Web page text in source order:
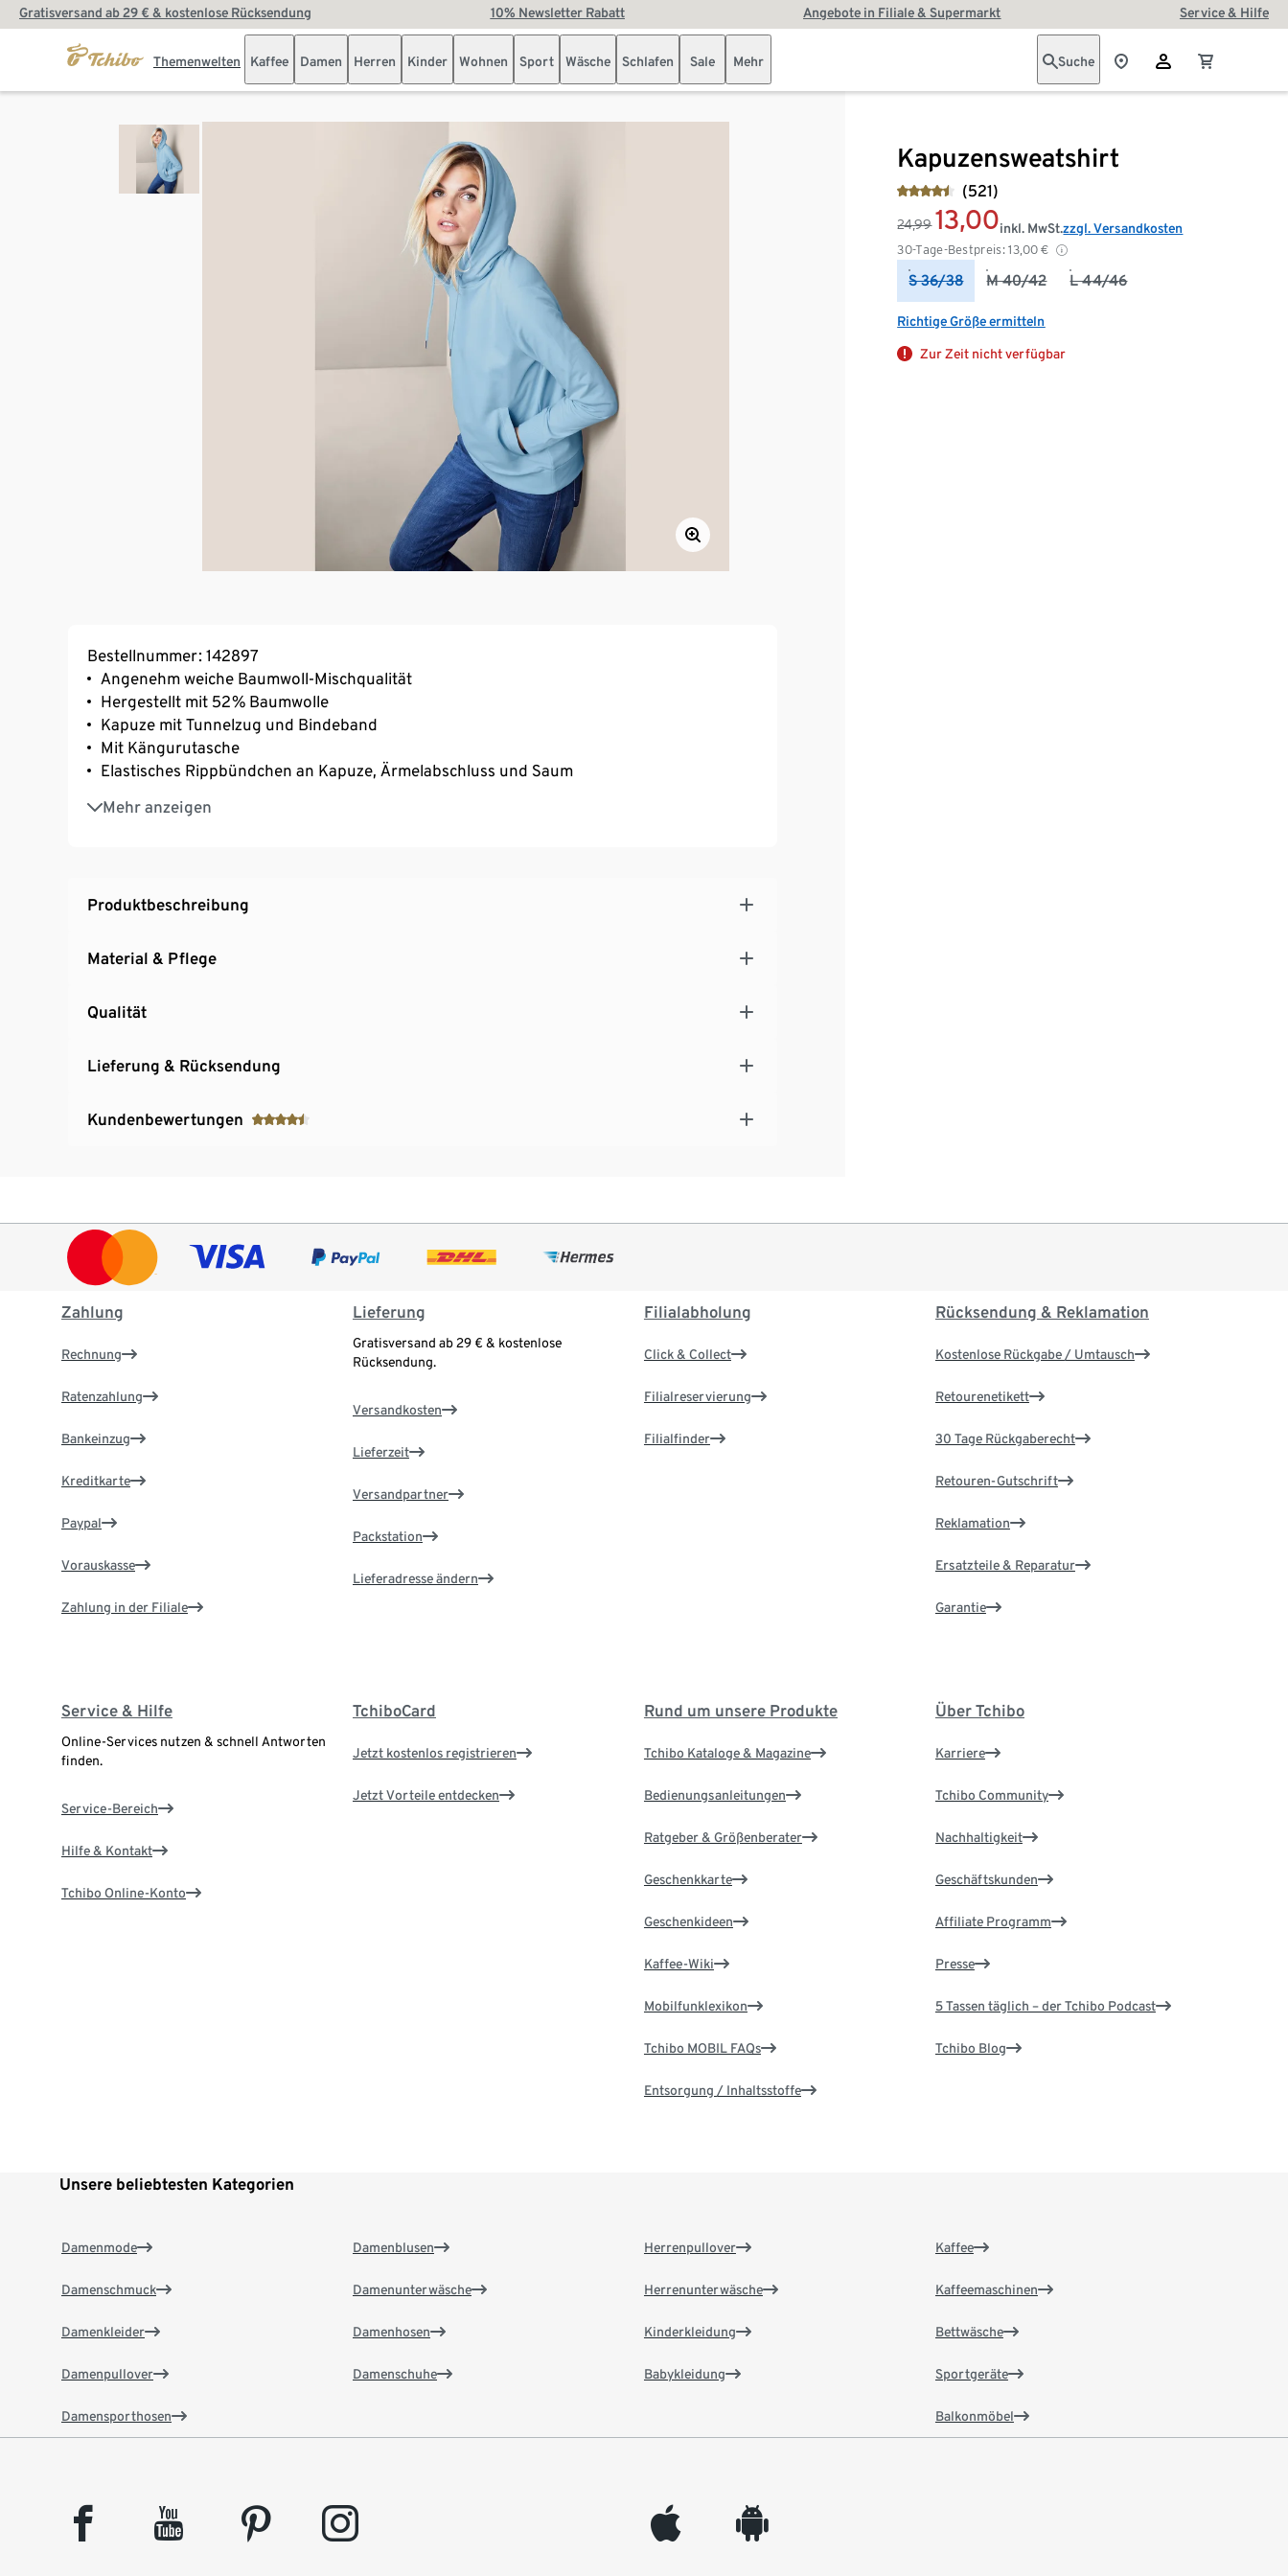
Gratisversand ab 29 € & kostenlose Rücksendung 10% Newsletter Rabatt Angebote in Filiale & Supermarkt Service & Hilfe
Themenwelten Kaffee Damen Herren Kinder Wohnen Sport Wäsche Schlafen Sale Mehr Suche
Kapuzensweatshirt
(521)
24,99 13,00
30-Tage-Bestpreis: 13,00 €
inkl. MwSt.zzgl. Versandkosten
S 36/38 M 40/42 L 44/46
Richtige Größe ermitteln
Zur Zeit nicht verfügbar
Bestellnummer: 142897
Angenehm weiche Baumwoll-Mischqualität
Hergestellt mit 52% Baumwolle
Kapuze mit Tunnelzug und Bindeband
Mit Kängurutasche
Elastisches Rippbündchen an Kapuze, Ärmelabschluss und Saum
Mehr anzeigen
Gefütterte Kapuze
Produktbeschreibung
Material & Pflege
Qualität
Lieferung & Rücksendung
Kundenbewertungen
Zahlung
Rechnung
Ratenzahlung
Bankeinzug
Kreditkarte
Paypal
Vorauskasse
Zahlung in der Filiale
Lieferung
Gratisversand ab 29 € & kostenlose
Rücksendung.
Versandkosten
Lieferzeit
Versandpartner
Packstation
Lieferadresse ändern
Filialabholung
Click & Collect
Filialreservierung
Filialfinder
Rücksendung & Reklamation
Kostenlose Rückgabe / Umtausch
Retourenetikett
30 Tage Rückgaberecht
Retouren-Gutschrift
Reklamation
Ersatzteile & Reparatur
Garantie
Service & Hilfe
Online-Services nutzen & schnell Antworten
finden.
Service-Bereich
Hilfe & Kontakt
Tchibo Online-Konto
TchiboCard
Jetzt kostenlos registrieren
Jetzt Vorteile entdecken
Rund um unsere Produkte
Tchibo Kataloge & Magazine
Bedienungsanleitungen
Ratgeber & Größenberater
Geschenkkarte
Geschenkideen
Kaffee-Wiki
Mobilfunklexikon
Tchibo MOBIL FAQs
Entsorgung / Inhaltsstoffe
Über Tchibo
Karriere
Tchibo Community
Nachhaltigkeit
Geschäftskunden
Affiliate Programm
Presse
5 Tassen täglich – der Tchibo Podcast
Tchibo Blog
Unsere beliebtesten Kategorien
Damenmode
Damenschmuck
Damenkleider
Damenpullover
Damensporthosen
Damenblusen
Damenunterwäsche
Damenhosen
Damenschuhe
Herrenpullover
Herrenunterwäsche
Kinderkleidung
Babykleidung
Kaffee
Kaffeemaschinen
Bettwäsche
Sportgeräte
Balkonmöbel
facebook youtube pinterest instagram appleinc android